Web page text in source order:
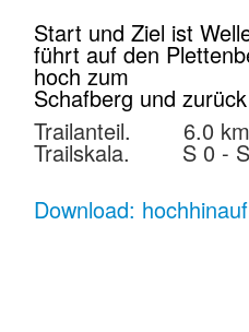
Start und Ziel ist
führt auf den
hoch zum
Schafberg und
Trailanteil. 6.0 km
Trailskala. S 0 -
Download: